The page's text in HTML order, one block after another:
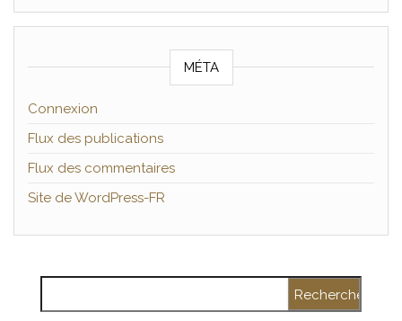
MÉTA
Connexion
Flux des publications
Flux des commentaires
Site de WordPress-FR